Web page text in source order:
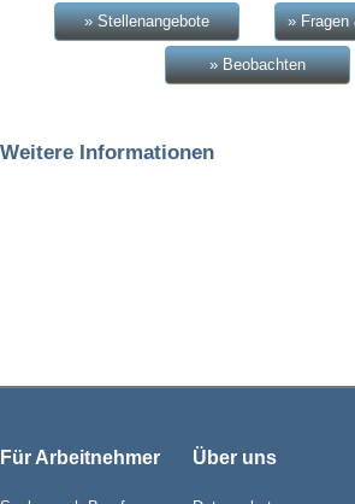
» Stellenangebote » Fragen
» Beobachten
Weitere Informationen
Für Arbeitnehmer Über uns